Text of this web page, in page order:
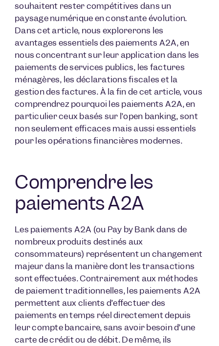
souhaitent rester compétitives dans un
paysage numérique en constante évolution.
Dans cet article, nous explorerons les
avantages essentiels des paiements A2A, en
nous concentrant sur leur application dans les
paiements de services publics, les factures
ménagères, les déclarations fiscales et la
gestion des factures. À la fin de cet article, vous
comprendrez pourquoi les paiements A2A, en
particulier ceux basés sur l’open banking, sont
non seulement efficaces mais aussi essentiels
pour les opérations financières modernes.
Comprendre les
paiements A2A
Les paiements A2A (ou Pay by Bank dans de
nombreux produits destinés aux
consommateurs) représentent un changement
majeur dans la manière dont les transactions
sont effectuées. Contrairement aux méthodes
de paiement traditionnelles, les paiements A2A
permettent aux clients d’effectuer des
paiements en temps réel directement depuis
leur compte bancaire, sans avoir besoin d’une
carte de crédit ou de débit. De même, ils